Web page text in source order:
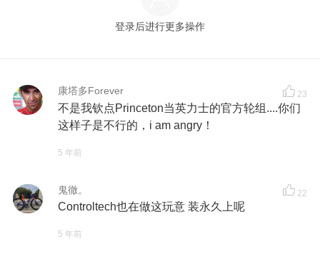
登录后进行更多操作
康塔多Forever 23
不是我钦点Princeton当英力士的官方轮组....你们
这样子是不行的，i am angry！
5 年前
鬼徹。 22
Controltech也在做这玩意 装永久上呢
5 年前